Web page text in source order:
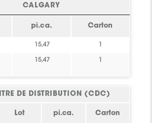
final: Ce produit ne sera pas
planifier votre commande.
CALGARY
pi.ca. Carton
15,47
15,47
DE DISTRIBUTION (CDC)
Lot pi.ca. Carton